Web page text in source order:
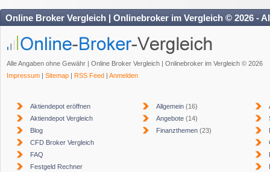
Online Broker Vergleich | Onlinebroker im Vergleich © 2026 -
Alle Angaben ohne Gewähr | Online Broker Vergleich | Onlinebroker im Vergleich © 2026
Impressum
Sitemap RSS Feed Anmelden
Aktiendepot eröffnen
Aktiendepot Vergleich
Blog
CFD Broker Vergleich
FAQ
Festgeld Rechner
Allgemein (16)
Angebote (14)
Finanzthemen (23)